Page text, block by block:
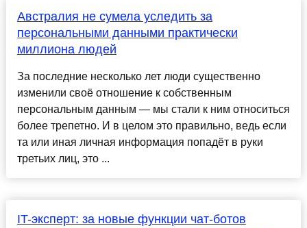
Австралия не сумела уследить за
персональными данными практически
миллиона людей
За последние несколько лет люди существенно
изменили своё отношение к собственным
персональным данным — мы стали к ним относиться
более трепетно. И в целом это правильно, ведь если
та или иная личная информация попадёт в руки
третьих лиц, это ...
IT-эксперт: за новые функции чат-ботов